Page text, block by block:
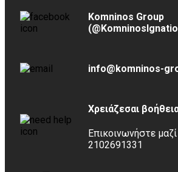
Komninos Group
info@komninos-
Χρειάζεσαι
Επικοινωνήστε
2102691331